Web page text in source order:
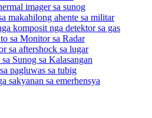
imager sa sunog
makahilong ahente sa militar
komposit nga detektor sa gas
sa Monitor sa Radar
sa aftershock sa lugar
Sunog sa Kalasangan
pagluwas sa tubig
sakyanan sa emerhensya